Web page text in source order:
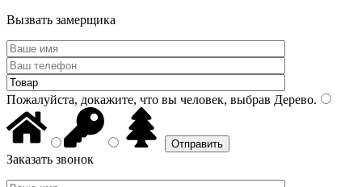
Вызвать замерщика
Пожалуйста, докажите, что вы человек, выбрав Дерево.
Заказать звонок